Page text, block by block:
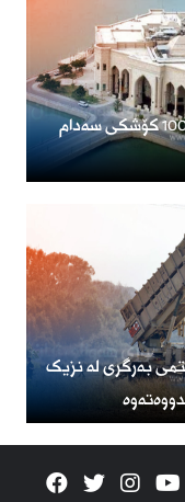
عێراق پلان بۆ فرۆشتنی 1000 کۆشکی سەدام
بەرگری لە نزیک